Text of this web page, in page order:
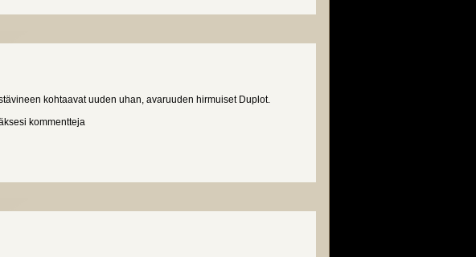
kohtaavat uuden uhan, avaruuden hirmuiset Duplot.
kommentteja